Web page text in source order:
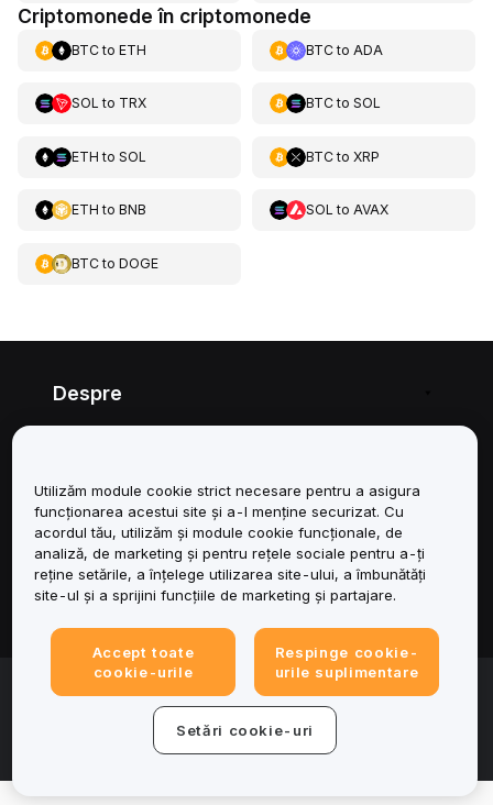
Criptomonede în criptomonede
BTCto ETH BTCto ADA
SOL to TRX BTCto SOL
ETH to SOL BTCto XRP
ETH to BNB SOL to AVAX
BTCto DOGE
Despre
Asistență
Produse
Juridic
© 2025-2026 Bybit.eu. All rights reserved.
Condițiile de utilizare a serviciului
Termene de
Impressum (Informații legale)
preferințe privind modulele cookie
Utilizăm module cookie strict necesare pentru a asigura
funcționarea acestui site și a-l menține securizat. Cu
acordul tău, utilizăm și module cookie funcționale, de
analiză, de marketing și pentru rețele sociale pentru a-ți
reține setările, a înțelege utilizarea site-ului, a îmbunătăți
site-ul și a sprijini funcțiile de marketing și partajare.
Accept toate
cookie-urile
Respinge cookie-
urile suplimentare
Setări cookie-uri